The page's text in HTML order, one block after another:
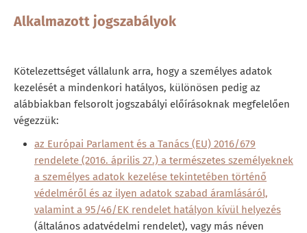
Alkalmazott jogszabályok
Kötelezettséget vállalunk arra, hogy a személyes adatok
kezelését a mindenkori hatályos, különösen pedig az
alábbiakban felsorolt jogszabályi előírásoknak megfelelően
végezzük:
az Európai Parlament és a Tanács (EU) 2016/679
rendelete (2016. április 27.) a természetes személyeknek
a személyes adatok kezelése tekintetében történő
védelméről és az ilyen adatok szabad áramlásáról,
valamint a 95/46/EK rendelet hatályon kívül helyezés
(általános adatvédelmi rendelet), vagy más néven